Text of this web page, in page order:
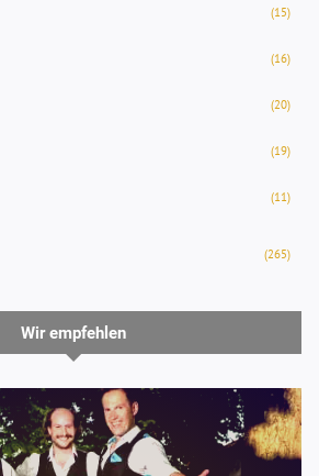
(15)
(16)
(20)
(19)
(11)
(265)
Wir empfehlen